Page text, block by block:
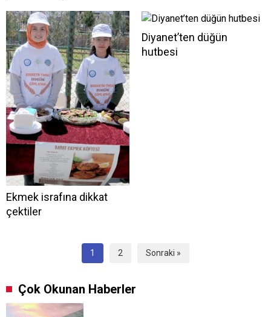
Ekmek israfına dikkat
çektiler
Diyanet’ten düğün
hutbesi
1 2 Sonraki »
Çok Okunan Haberler